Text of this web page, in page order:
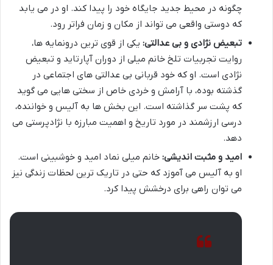
چگونه در محیط جدید جایگاه خود را پیدا کند. او در می یابد
که دوستی واقعی می تواند از مکان و زمان فراتر رود.
تبعیض نژادی و بی عدالتی: یکی از قوی ترین درونمایه ها،
روایت تجربیات تلخ خانم میلی از دوران آپارتاید و تبعیض
نژادی است. او که خود قربانی بی عدالتی های اجتماعی در
گذشته بوده، با آرامش و خردی خاص از سختی هایی می گوید
که پشت سر گذاشته است. این بخش ها به آلیس و خواننده،
درسی ارزشمند در مورد تاریخ و اهمیت مبارزه با نژادپرستی می
دهد.
امید و مثبت اندیشی: خانم میلی نماد امید و خوشبینی است.
او به آلیس می آموزد که حتی در تاریک ترین لحظات زندگی نیز
می توان راهی برای درخشش پیدا کرد.